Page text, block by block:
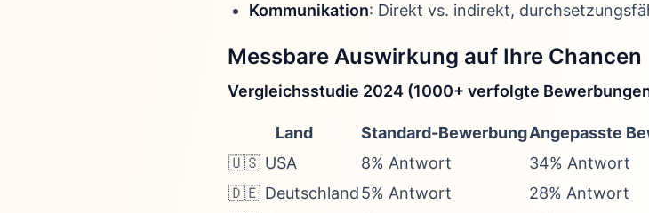
Kommunikation: Direkt vs. indirekt,
Messbare Auswirkung auf Ihre Chancen
Vergleichsstudie 2024 (1000+ verfolgte
Land Standard-BewerbungAngepasste
🇺🇸 USA
8% Antwort 34% Antwort
🇩🇪 Deutschland5% Antwort 28% Antwort